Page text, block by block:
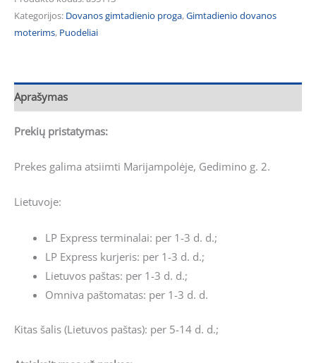
Kategorijos: Dovanos gimtadienio proga,Gimtadienio dovanos
moterims, Puodeliai
Aprašymas
Prekių pristatymas:
Prekes galima atsiimti Marijampolėje, Gedimino g. 2.
Lietuvoje:
LP Express terminalai: per 1-3 d. d.;
LP Express kurjeris: per 1-3 d. d.;
Lietuvos paštas: per 1-3 d. d.;
Omniva paštomatas: per 1-3 d. d.
Kitas šalis (Lietuvos paštas): per 5-14 d. d.;